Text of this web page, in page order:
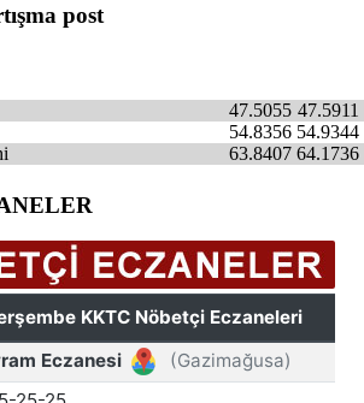
post
47.5911
47.5055
54.9344
54.8356
64.1736
63.8407